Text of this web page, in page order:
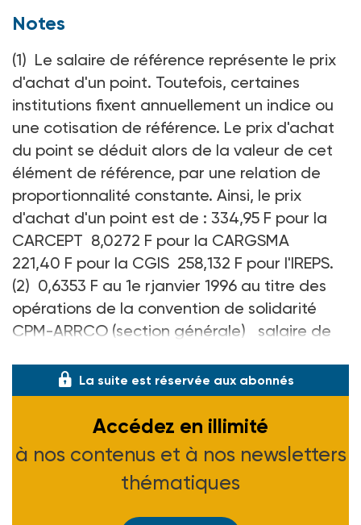
Notes
(1) Le salaire de référence représente le prix
d'achat d'un point. Toutefois, certaines
institutions fixent annuellement un indice ou
une cotisation de référence. Le prix d'achat
du point se déduit alors de la valeur de cet
élément de référence, par une relation de
proportionnalité constante. Ainsi, le prix
d'achat d'un point est de : 334,95 F pour la
CARCEPT 8,0272 F pour la CARGSMA
221,40 F pour la CGIS 258,132 F pour l'IREPS.
(2) 0,6353 F au 1e rjanvier 1996 au titre des
opérations de la convention de solidarité
CPM-ARRCO (section générale) salaire de
La suite est réservée aux abonnés
Accédez en illimité
à nos contenus et à nos newsletters
thématiques